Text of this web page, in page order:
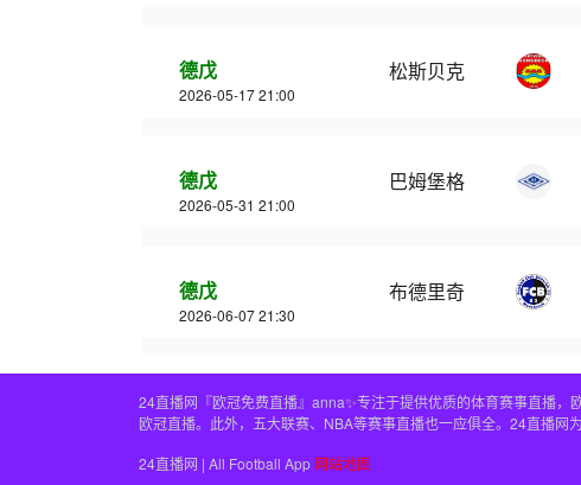
德戊
2026-05-17 21:00
松斯贝克
德戊
2026-05-31 21:00
巴姆堡格
德戊
2026-06-07 21:30
布德里奇
24直播网『欧冠免费直播』anna✨专注于提供优质的体育赛事直播
欧冠直播。此外，五大联赛、NBA等赛事直播也一应俱全。24直播网
24直播网 | All Football App 网站地图